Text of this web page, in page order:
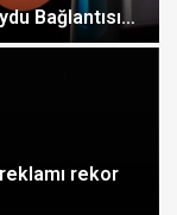
Bağlantısı
Android’e
rekor